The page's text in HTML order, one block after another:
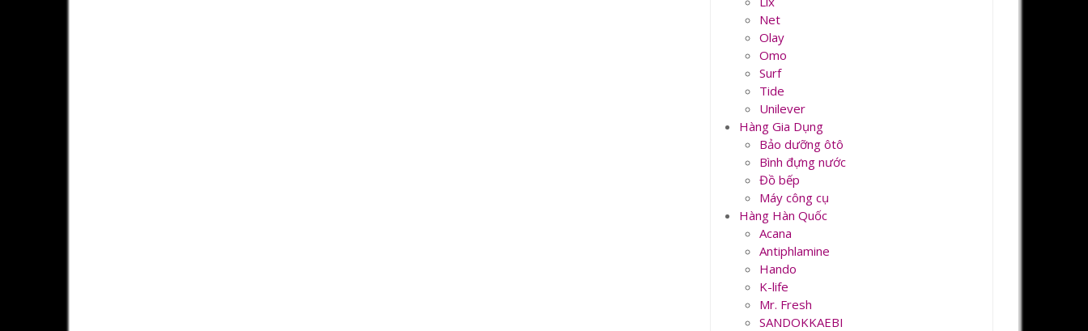
Net
Olay
Omo
Surf
Tide
Unilever
Hàng Gia Dụng
Bảo dưỡng ôtô
Bình đựng nước
Đồ bếp
Máy công cụ
Hàng Hàn Quốc
Acana
Antiphlamine
Hando
K-life
Mr. Fresh
SANDOKKAEBI